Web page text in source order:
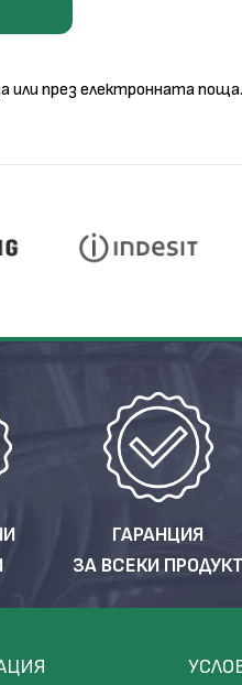
или през електронната поща.
ГАРАНЦИЯ
ЗА ВСЕКИ ПРОДУКТ